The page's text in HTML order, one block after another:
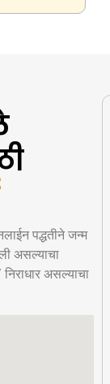
पद्धतीने जन्म
असल्याचा
असल्याचा